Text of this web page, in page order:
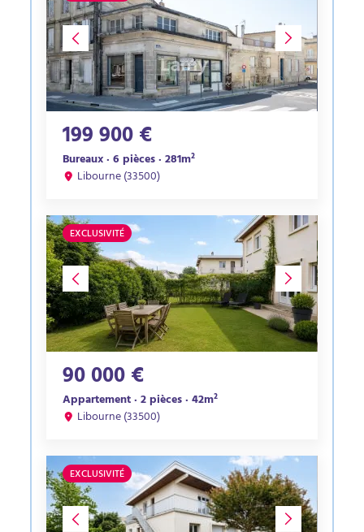
199 900 €
Bureaux · 6 pièces · 281m²
Libourne (33500)
EXCLUSIVITÉ
90 000 €
Appartement · 2 pièces · 42m²
Libourne (33500)
EXCLUSIVITÉ